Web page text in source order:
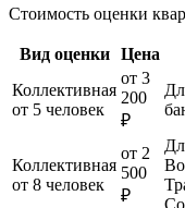
Стоимость оценки
Вид оценки Цена
Коллективная
от 5 человек
от 3
200
₽
Коллективная
от 8 человек
от 2
500
₽